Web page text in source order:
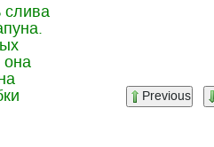
слива
она
Previous